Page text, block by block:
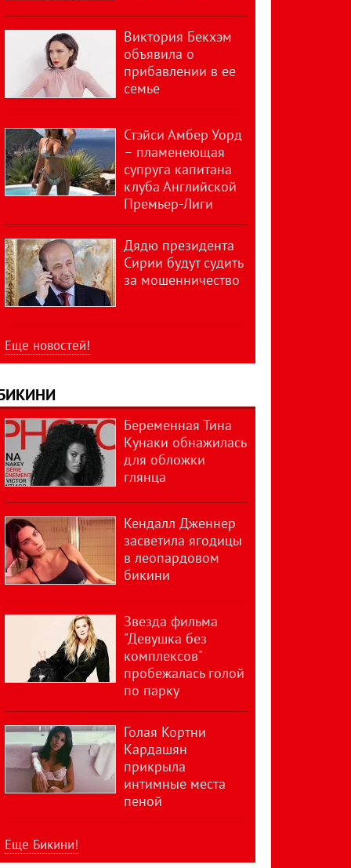
Виктория Бекхэм
объявила о
прибавлении в ее
семье
Стэйси Амбер Уорд
– пламенеющая
супруга капитана
клуба Английской
Премьер-Лиги
Дядю президента
Сирии будут судить
за мошенничество
Еще новостей!
Беременная Тина
Кунаки обнажилась
для обложки
глянца
Кендалл Дженнер
засветила ягодицы
в леопардовом
бикини
Звезда фильма
"Девушка без
комплексов"
пробежалась голой
по парку
Голая Кортни
Кардашян
прикрыла
интимные места
пеной
Еще Бикини!